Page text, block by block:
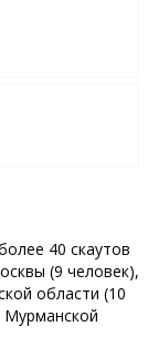
40 скаутов
(9 человек),
области (10
Мурманской